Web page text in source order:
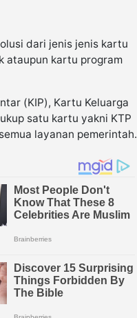
dari jenis jenis kartu
ataupun kartu program
(KIP), Kartu Keluarga
satu kartu yakni KTP
layanan pemerintah.